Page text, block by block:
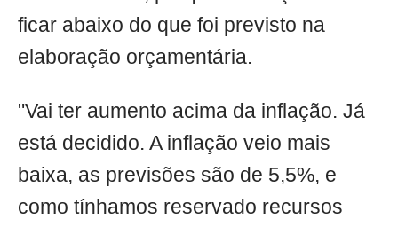
ficar abaixo do que foi previsto na
elaboração orçamentária.
"Vai ter aumento acima da inflação. Já
está decidido. A inflação veio mais
baixa, as previsões são de 5,5%, e
como tínhamos reservado recursos